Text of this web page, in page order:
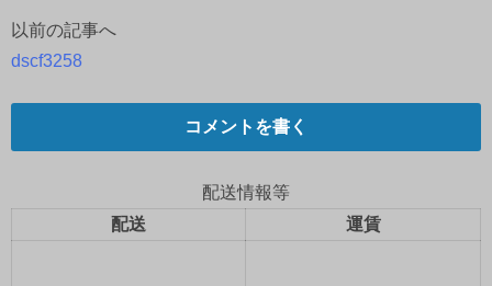
投
以前の記事へ
dscf3258
コメントを書く
配送情報等
配送
運賃